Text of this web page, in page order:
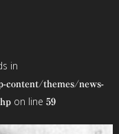
in
content/themes/news-
on line 59